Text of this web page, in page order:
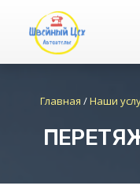
Главная /Наши